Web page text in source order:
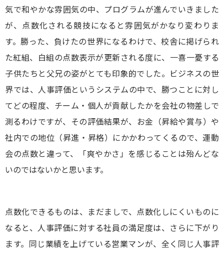
気で和やかな雰囲気の中、プログラムが進んでいきました
が、点数化される競技になると雰囲気がかなり変わりま
す。勝った、負けたの世界になるわけで、校舎に掲げられ
た紅組、白組の点数表示が更新される度に、一喜一憂する
子供たちと父兄の姿がとても印象的でした。ビジネスの世
界では、人事評価というシステムの中で、勝つことに対し
てどの程度、チーム・個人が貢献したかを会社の物差しで
測るわけですが、その評価結果が、お金（昇給や賞与）や
社内での地位（昇進・昇格）にかかわってくるので、運動
会の点数と違って、「爽やかさ」を感じることは殆んどな
いのではないかと思います。
点数化できるものは、まだましで、点数化しにくいものに
なると、人事評価に対する社員の満足度は、さらに下がり
ます。同じ業績を上げている営業マンが、全く同じ人事評